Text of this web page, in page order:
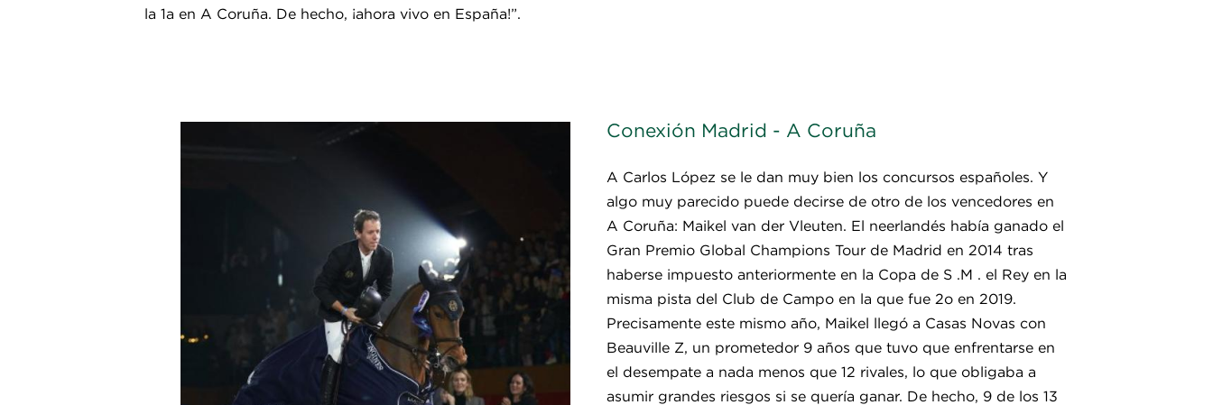
la 1a en A Coruña. De hecho, ¡ahora vivo en España!”.
Conexión Madrid - A Coruña
A Carlos López se le dan muy bien los concursos españoles. Y
algo muy parecido puede decirse de otro de los vencedores en
A Coruña: Maikel van der Vleuten. El neerlandés había ganado el
Gran Premio Global Champions Tour de Madrid en 2014 tras
haberse impuesto anteriormente en la Copa de S .M . el Rey en la
misma pista del Club de Campo en la que fue 2o en 2019.
Precisamente este mismo año, Maikel llegó a Casas Novas con
Beauville Z, un prometedor 9 años que tuvo que enfrentarse en
el desempate a nada menos que 12 rivales, lo que obligaba a
asumir grandes riesgos si se quería ganar. De hecho, 9 de los 13